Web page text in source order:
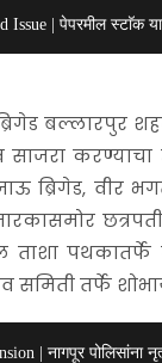
| पेपरमील स्टाॅक
बल्लारपुर
साजरा
ब्रिगेड, वीर
ताशा
समिती तर्फे
| नागपूर पोलिसांना